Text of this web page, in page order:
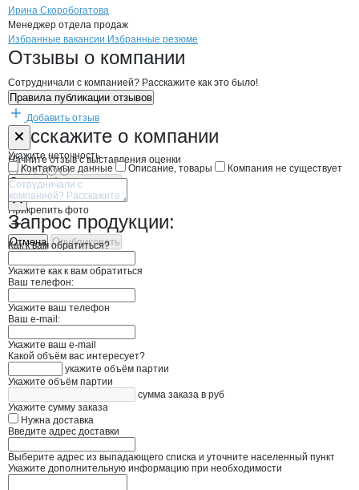
Ирина Скоробогатова
Менеджер отдела продаж
Брендыкомпани НВ Реф
Вакансии вНВ Реф
Избранные вакансии Избранные резюме
Новости oНВ Реф, ООО
Отзывы о компании
Сотрудничали с компанией? Расскажите как это было!
Правила публикации отзывов
Добавить отзыв
Расскажите о компании
Начните отзыв с выставления оценки
Прикрепить фото
Отмена Опубликовать
Форма обратной связи о неточностях
Укажите неточность
Контактные данные
Описание, товары Компания не существует
Отмена Опубликовать
Запрос продукции:
Как к вам обратиться?
Укажите как к вам обратиться
Ваш телефон:
Укажите ваш телефон
Ваш e-mail:
Укажите ваш e-mail
Какой объём вас интересует?
укажите объём партии
Укажите объём партии
сумма заказа в руб
Укажите сумму заказа
Нужна доставка
Введите адрес доставки
Выберите адрес из выпадающего списка и уточните населенный пункт
Укажите дополнительную информацию при необходимости